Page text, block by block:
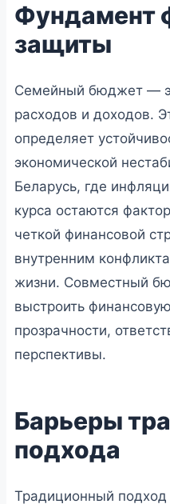
Фундамент
защиты
Семейный бюджет —
расходов и доходов.
определяет
экономической
Беларусь, где
курса остаются
четкой финансовой
внутренним
жизни. Совместный
выстроить
прозрачности,
перспективы.
Барьеры
подхода
Традиционный